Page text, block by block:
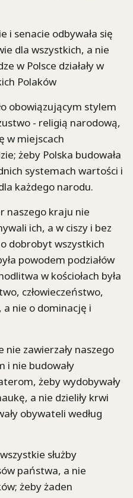
i senacie odbywała się
dla wszystkich, a nie
w Polsce działały w
Polaków
obowiązującym stylem
- religią narodową,
w miejscach
żeby Polska budowała
systemach wartości i
każdego narodu.
naszego kraju nie
ich, a w ciszy i bez
dobrobyt wszystkich
powodem podziałów
w kościołach była
człowieczeństwo,
a nie o dominację i
nie zawierzały naszego
i nie budowały
żeby wydobywały
a nie dzieliły krwi
obywateli według
służby
państwa, a nie
żeby żaden